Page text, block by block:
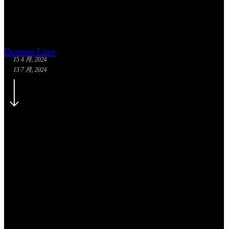
Damon Liao
15 4 月, 2024
13 7 月, 2024